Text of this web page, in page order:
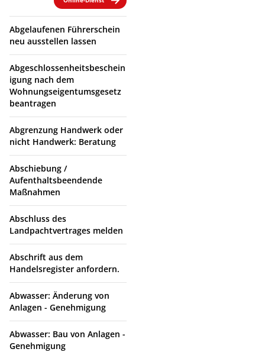
Abgelaufenen Führerschein
neu ausstellen lassen
Abgeschlossenheitsbeschein
igung nach dem
Wohnungseigentumsgesetz
beantragen
Abgrenzung Handwerk oder
nicht Handwerk: Beratung
Abschiebung /
Aufenthaltsbeendende
Maßnahmen
Abschluss des
Landpachtvertrages melden
Abschrift aus dem
Handelsregister anfordern.
Abwasser: Änderung von
Anlagen - Genehmigung
Abwasser: Bau von Anlagen -
Genehmigung